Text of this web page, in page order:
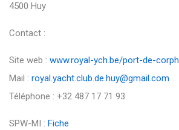
4500 Huy
Contact :
Site web : www.royal-ych.be/port-de-
Mail : royal.yacht.club.de.huy@gmail.com
Téléphone : +32 487 17 71 93
SPW-MI : Fiche